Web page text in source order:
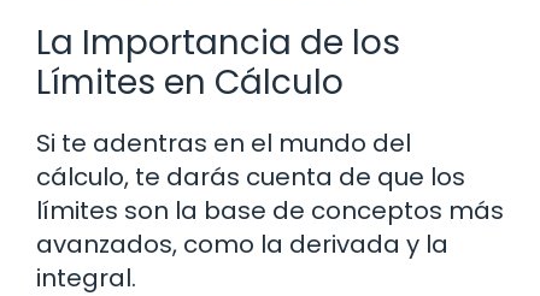
La Importancia de los
Límites en Cálculo
Si te adentras en el mundo del
cálculo, te darás cuenta de que los
límites son la base de conceptos más
avanzados, como la derivada y la
integral.